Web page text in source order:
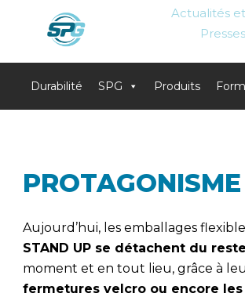
Actualités et
Presses
Durabilité SPG Produits
Aujourd’hui, les emballages
STAND UP se détachent du reste
moment et en tout lieu, grâce à
fermetures velcro ou encore les